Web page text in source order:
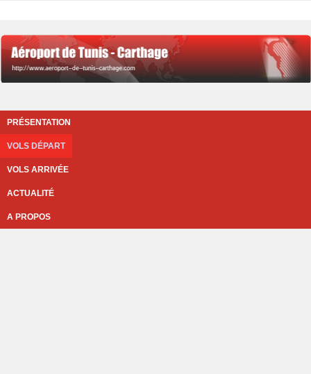
PRÉSENTATION
VOLS DÉPART
VOLS ARRIVÉE
ACTUALITÉ
A PROPOS